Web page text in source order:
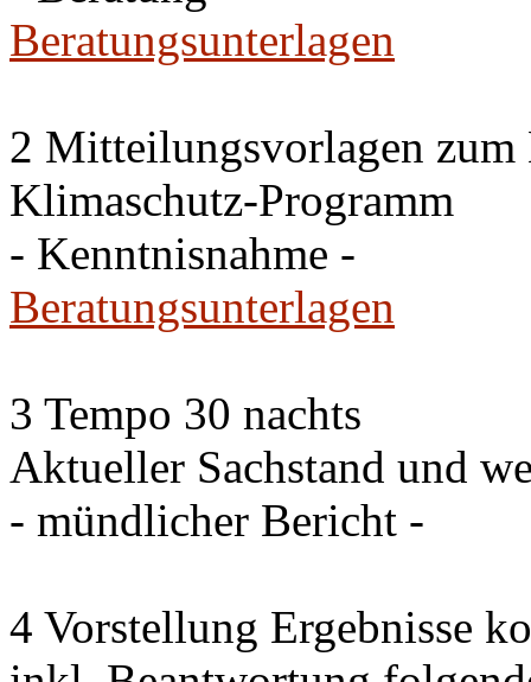
Beratungsunterlagen
2 Mitteilungsvorlagen zum
Klimaschutz-Programm
- Kenntnisnahme -
Beratungsunterlagen
3 Tempo 30 nachts
Aktueller Sachstand und
- mündlicher Bericht -
4 Vorstellung Ergebnisse